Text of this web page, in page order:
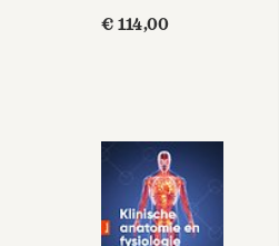
€ 114,00